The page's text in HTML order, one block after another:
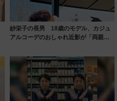
紗栄子の長男 18歳のモデル、カジュ
アルコーデのおしゃれ近影が「両親の